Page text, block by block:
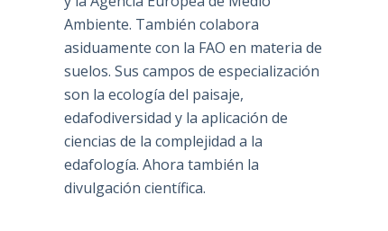
Ambiente. También colabora
asiduamente con la FAO en materia de
suelos. Sus campos de especialización
son la ecología del paisaje,
edafodiversidad y la aplicación de
ciencias de la complejidad a la
edafología. Ahora también la
divulgación científica.